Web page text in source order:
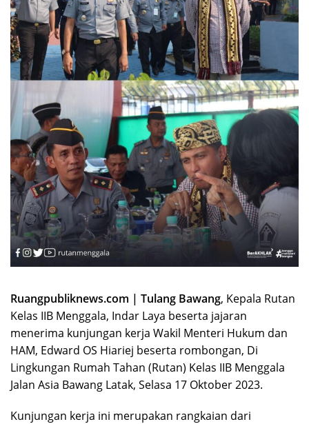
Ruangpubliknews.com | Tulang Bawang, Kepala Rutan
Kelas IIB Menggala, Indar Laya beserta jajaran
menerima kunjungan kerja Wakil Menteri Hukum dan
HAM, Edward OS Hiariej beserta rombongan, Di
Lingkungan Rumah Tahan (Rutan) Kelas IIB Menggala
Jalan Asia Bawang Latak, Selasa 17 Oktober 2023.
Kunjungan kerja ini merupakan rangkaian dari